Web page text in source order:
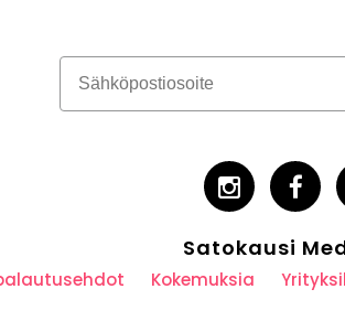
Satokausi
Kokemuksia